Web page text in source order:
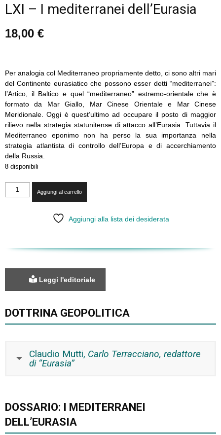
LXI – I mediterranei dell’Eurasia
18,00 €
Per analogia col Mediterraneo propriamente detto, ci sono altri mari
del Continente eurasiatico che possono esser detti “mediterranei”:
l’Artico, il Baltico e quel “mediterraneo” estremo-orientale che è
formato da Mar Giallo, Mar Cinese Orientale e Mar Cinese
Meridionale. Oggi è quest’ultimo ad occupare il posto di maggior
rilievo nella strategia statunitense di attacco all’Eurasia. Tuttavia il
Mediterraneo eponimo non ha perso la sua importanza nella
strategia atlantista di controllo dell’Europa e di accerchiamento
della Russia.
8 disponibili
-
Aggiungi al carrello
Aggiungi alla lista dei desiderata
Leggi l'editoriale
DOTTRINA GEOPOLITICA
Claudio Mutti, Carlo Terracciano, redattore
di “Eurasia”
DOSSARIO: I MEDITERRANEI
DELL’EURASIA